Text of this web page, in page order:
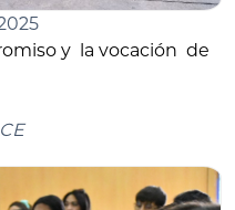
y la vocación de